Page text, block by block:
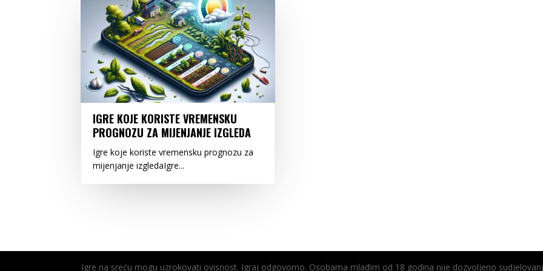
IGRE KOJE KORISTE VREMENSKU
PROGNOZU ZA MIJENJANJE IZGLEDA
Igre koje koriste vremensku prognozu za
mijenjanje izgledaIgre...
Igre na sreću mogu uzrokovati ovisnost. Igraj odgovorno. Osobama mlađim od 18 godina nije dozvoljeno